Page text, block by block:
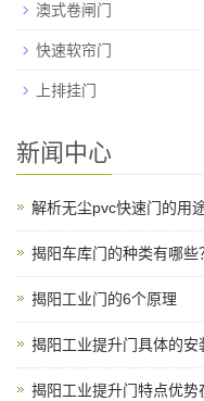
澳式卷闸门
快速软帘门
上排挂门
新闻中心
解析无尘pvc快速门的用
揭阳车库门的种类有哪些
揭阳工业门的6个原理
揭阳工业提升门具体的安
揭阳工业提升门特点优势